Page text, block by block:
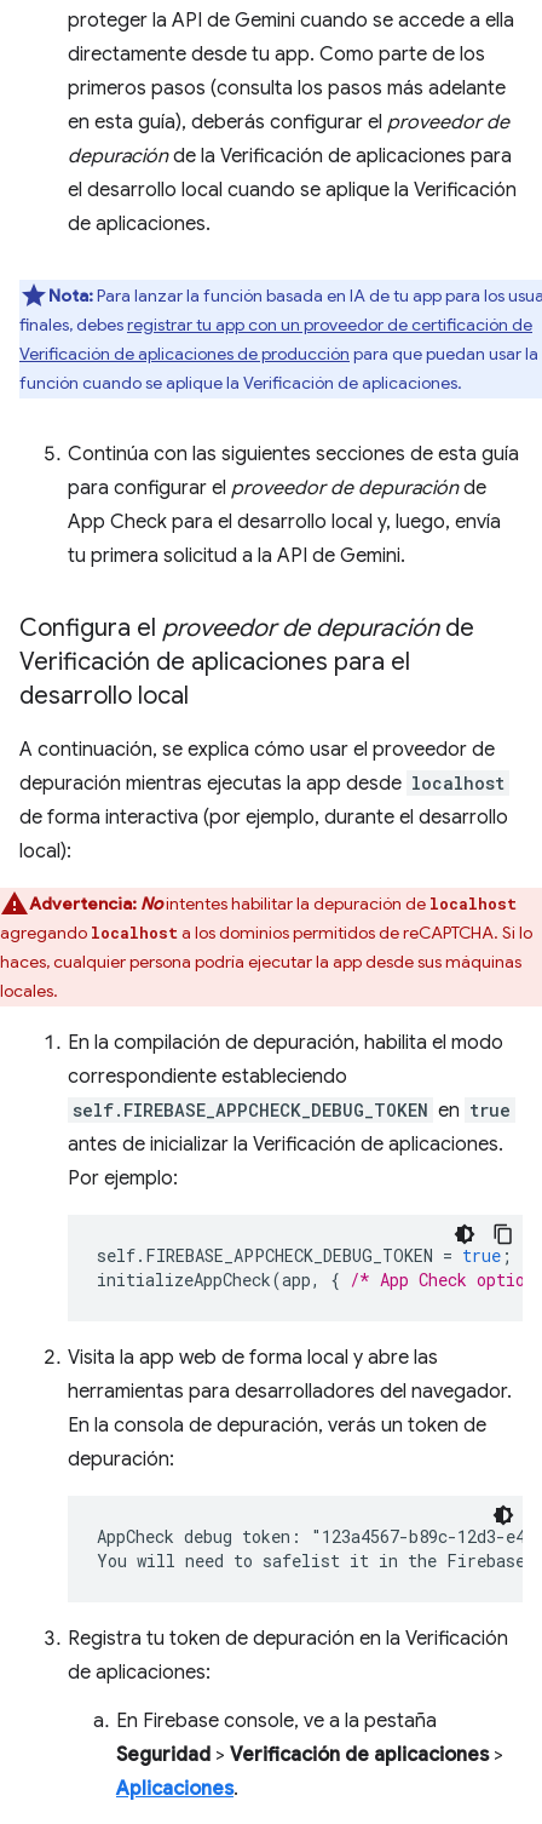
proteger la API de Gemini cuando se accede a ella
directamente desde tu app. Como parte de los
primeros pasos (consulta los pasos más adelante
en esta guía), deberás configurar el proveedor de
depuraciónde la Verificación de aplicaciones para
el desarrollo local cuando se aplique la Verificación
de aplicaciones.
Nota:Para lanzar la función basada en IA de tu app para los
finales, debesregistrar tu app con un proveedor de certificación de
Verificación de aplicaciones de producción para que puedan usar la
función cuando se aplique la Verificación de aplicaciones.
Continúa con las siguientes secciones de esta guía
para configurar el proveedor de depuraciónde
App Check para el desarrollo local y, luego, envía
tu primera solicitud a la API de Gemini.
Configura el proveedor de depuraciónde
Verificación de aplicaciones para el
desarrollo local
A continuación, se explica cómo usar el proveedor de
depuración mientras ejecutas la app desde localhost
de forma interactiva (por ejemplo, durante el desarrollo
local):
Advertencia: Nointentes habilitar la depuración de localhost
agregando localhost a los dominios permitidos de reCAPTCHA. Si lo
haces, cualquier persona podría ejecutar la app desde sus máquinas
locales.
En la compilación de depuración, habilita el modo
correspondiente estableciendo
self.FIREBASE_APPCHECK_DEBUG_TOKEN en true
antes de inicializar la Verificación de aplicaciones.
Por ejemplo:
self. FIREBASE_APPCHECK_DEBUG_TOKEN = true ;
initializeAppCheck(app, { /* App Check
Visita la app web de forma local y abre las
herramientas para desarrolladores del navegador.
En la consola de depuración, verás un token de
depuración:
AppCheck debug token: "123a4567-b89c-12d3-
Registra tu token de depuración en la Verificación
de aplicaciones:
En Firebase console, ve a la pestaña
Seguridad > Verificación de aplicaciones>
Aplicaciones.